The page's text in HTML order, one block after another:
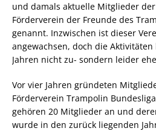
und damals aktuelle Mitglieder
Förderverein der Freunde des
genannt. Inzwischen ist dieser
angewachsen, doch die
Jahren nicht zu- sondern leider
Vor vier Jahren gründeten
Förderverein Trampolin
gehören 20 Mitglieder an und
wurde in den zurück liegenden